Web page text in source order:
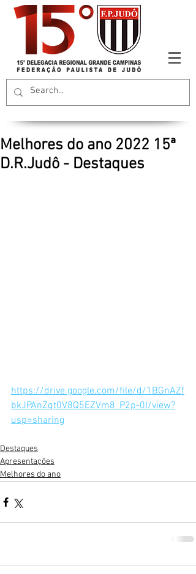
Melhores do ano 2022 15ª
D.R.Judô - Destaques
https://drive.google.com/file/d/1BGnAZf
bkJPAnZqt0V8Q5EZVm8_P2p-0I/view?
usp=sharing
Destaques
Apresentações
Melhores do ano